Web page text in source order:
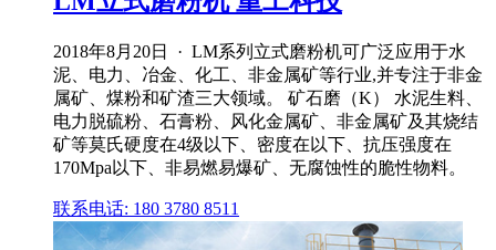
2018年8月20日 · LM系列立式磨粉机可广泛应用于水
泥、电力、冶金、化工、非金属矿等行业,并专注于非金
属矿、煤粉和矿渣三大领域。 矿石磨（K） 水泥生料、
电力脱硫粉、石膏粉、风化金属矿、非金属矿及其烧结
矿等莫氏硬度在4级以下、密度在以下、抗压强度在
170Mpa以下、非易燃易爆矿、无腐蚀性的脆性物料。
联系电话: 180 3780 8511